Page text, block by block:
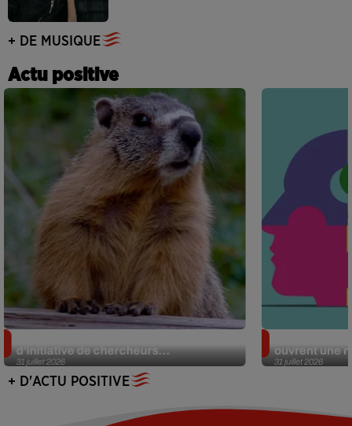
+ DE MUSIQUE
Actu positive
31 juillet 2026
d’initiative de chercheurs...
31 juillet 2026
ouvrent une
+ D'ACTU POSITIVE